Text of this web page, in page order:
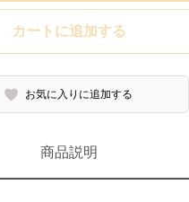
カートに追加する
お気に入りに追加する
商品説明